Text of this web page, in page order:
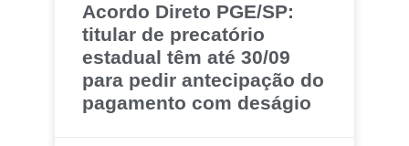
Acordo Direto PGE/SP:
titular de precatório
estadual têm até 30/09
para pedir antecipação do
pagamento com deságio